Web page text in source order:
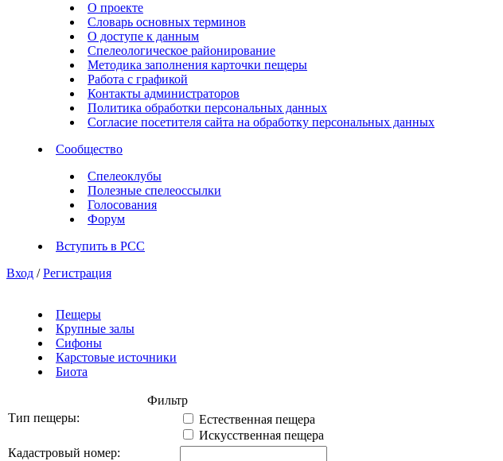
О проекте
Словарь основных терминов
О доступе к данным
Спелеологическое районирование
Методика заполнения карточки пещеры
Работа с графикой
Контакты администраторов
Политика обработки персональных данных
Согласие посетителя сайта на обработку персональных данных
Сообщество
Спелеоклубы
Полезные спелеоссылки
Голосования
Форум
Вступить в РСС
Вход / Регистрация
Пещеры
Крупные залы
Сифоны
Карстовые источники
Биота
Фильтр
Тип пещеры:
Естественная пещера
Искусственная пещера
Кадастровый номер: